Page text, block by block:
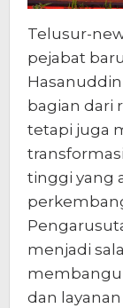
Telusur-
pejabat
bagian dari
tetapi juga
tinggi yang
menjadi
dan